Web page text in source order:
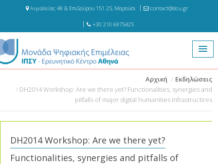
Αιγιαλείας 48 & Επιδαύρου 151 25, Μαρούσι contact@dcu.gr
+30 210 6875425
Αρχική
Εκδηλώσεις
DH2014 Workshop: Are we there yet? Functionalities, synergies and
pitfalls of major digital humanities infrastructires
DH2014 Workshop: Are we there yet?
Functionalities, synergies and pitfalls of